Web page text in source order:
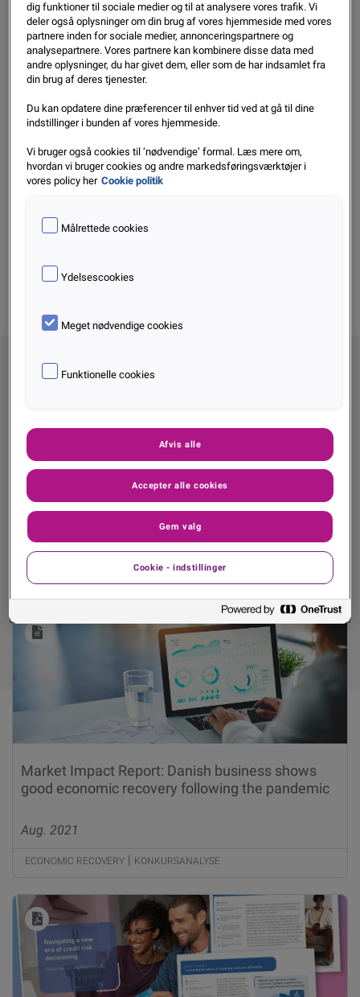
Nyheder
Trods opsving er fokus på låneporteføljen vigtig
Jul. 2021
Læs mere
dagsordenen
Dec. 2020
Læs mere
Sorter efter:
Market Impact Report: Danish business shows
good economic recovery following the pandemic
Aug. 2021
ECONOMIC RECOVERY | KONKURSANALYSE
dig funktioner til sociale medier og til at analysere vores trafik. Vi
deler også oplysninger om din brug af vores hjemmeside med vores
partnere inden for sociale medier, annonceringspartnere og
analysepartnere. Vores partnere kan kombinere disse data med
andre oplysninger, du har givet dem, eller som de har indsamlet fra
din brug af deres tjenester.
Du kan opdatere dine præferencer til enhver tid ved at gå til dine
indstillinger i bunden af vores hjemmeside.
Vi bruger også cookies til ‘nødvendige’ formal. Læs mere om,
hvordan vi bruger cookies og andre markedsføringsværktøjer i
vores policy her Cookie politik
Målrettede cookies
Ydelsescookies
Meget nødvendige cookies
Funktionelle cookies
Afvis alle
Accepter alle cookies
Gem valg
Cookie - indstillinger